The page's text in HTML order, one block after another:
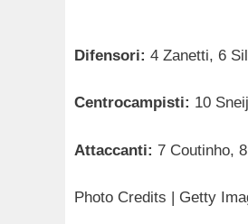
Difensori: 4 Zanetti, 6
Centrocampisti: 10
Attaccanti: 7 Coutinho,
Photo Credits | Getty